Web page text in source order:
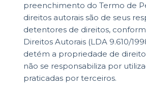
preenchimento do Termo de
direitos autorais são de seus
detentores de direitos,
Direitos Autorais (LDA 9.610/
detém a propriedade de
não se responsabiliza por
praticadas por terceiros.